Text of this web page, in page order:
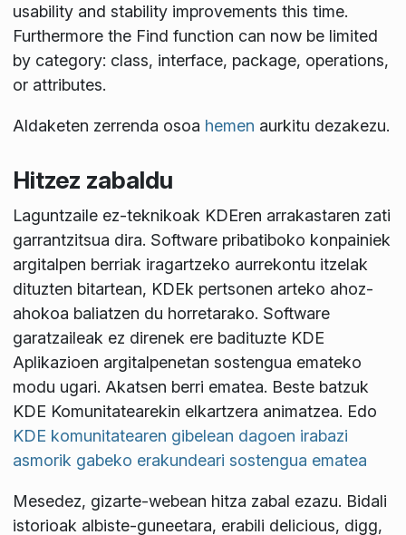
usability and stability improvements this time.
Furthermore the Find function can now be limited
by category: class, interface, package, operations,
or attributes.
Aldaketen zerrenda osoa hemen aurkitu dezakezu.
Hitzez zabaldu
Laguntzaile ez-teknikoak KDEren arrakastaren zati
garrantzitsua dira. Software pribatiboko konpainiek
argitalpen berriak iragartzeko aurrekontu itzelak
dituzten bitartean, KDEk pertsonen arteko ahoz-
ahokoa baliatzen du horretarako. Software
garatzaileak ez direnek ere badituzte KDE
Aplikazioen argitalpenetan sostengua emateko
modu ugari. Akatsen berri ematea. Beste batzuk
KDE Komunitatearekin elkartzera animatzea. Edo
KDE komunitatearen gibelean dagoen irabazi
asmorik gabeko erakundeari sostengua ematea
Mesedez, gizarte-webean hitza zabal ezazu. Bidali
istorioak albiste-guneetara, erabili delicious, digg,